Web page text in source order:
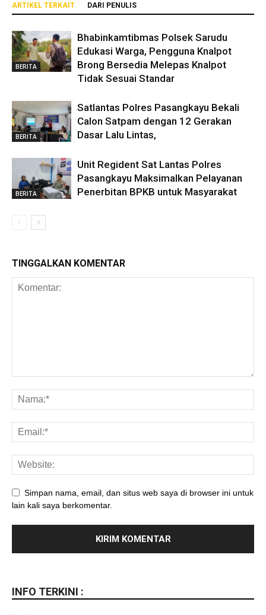
ARTIKEL TERKAIT DARI PENULIS
BERITA
Bhabinkamtibmas Polsek Sarudu
Edukasi Warga, Pengguna Knalpot
Brong Bersedia Melepas Knalpot
Tidak Sesuai Standar
BERITA
Satlantas Polres Pasangkayu Bekali
Calon Satpam dengan 12 Gerakan
Dasar Lalu Lintas,
BERITA
Unit Regident Sat Lantas Polres
Pasangkayu Maksimalkan Pelayanan
Penerbitan BPKB untuk Masyarakat
TINGGALKAN KOMENTAR
Simpan nama, email, dan situs web saya di browser ini untuk
lain kali saya berkomentar.
INFO TERKINI :